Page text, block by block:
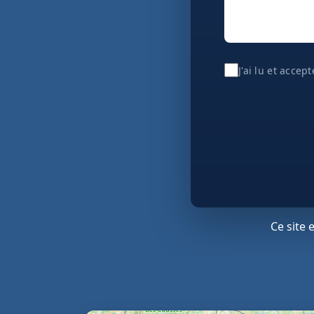
J'ai lu et
Ce site